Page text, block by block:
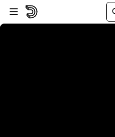
Passer au player
Passer au contenu principal